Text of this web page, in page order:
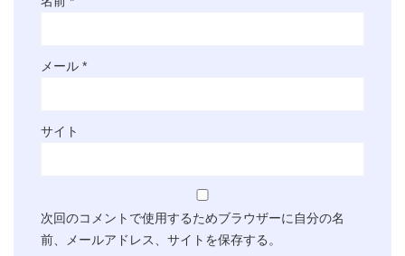
メール *
サイト
次回のコメントで使用するためブラウザーに自分の名
前、メールアドレス、サイトを保存する。